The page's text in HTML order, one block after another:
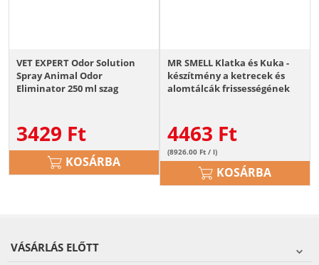
VET EXPERT Odor Solution
Spray Animal Odor
Eliminator 250 ml szag
3429 Ft
KOSÁRBA
MR SMELL Klatka és Kuka -
készítmény a ketrecek és
alomtálcák frissességének
4463 Ft
(8926.00 Ft / l)
KOSÁRBA
VÁSÁRLÁS ELŐTT